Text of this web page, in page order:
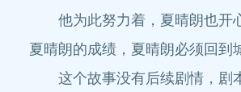
他为此努力着，夏晴朗也开心
夏晴朗的成绩，夏晴朗必须回到
这个故事没有后续剧情，剧本